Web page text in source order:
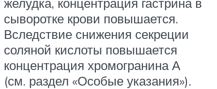
сыворотке крови повышается.
Вследствие снижения секреции
соляной кислоты повышается
концентрация хромогранина А
(см. раздел «Особые указания»).